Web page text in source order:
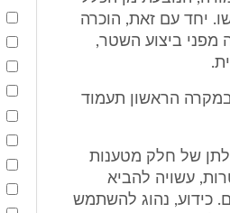
יחד עם זאת, הוכרה
מפני ביצוע השטר,
במקרה הראשון תעמוד
של חלק מטענות
עשויה להביא
כידוע, נהוג להשתמש